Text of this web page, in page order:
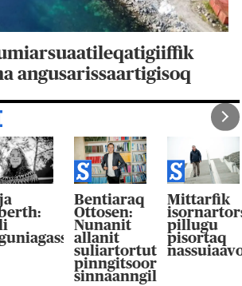
angusarissaartigisoq
Bentiaraq
Ottosen:
Nunanit
allanit
suliartortut
pinngitsoor-
Mittarfik
pillugu
pisortaq